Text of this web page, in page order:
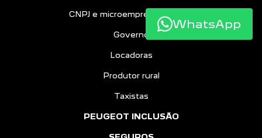
CNPJ e microempreendedores
Governo
Locadoras
Produtor rural
Taxistas
PEUGEOT INCLUSÃO
WhatsApp